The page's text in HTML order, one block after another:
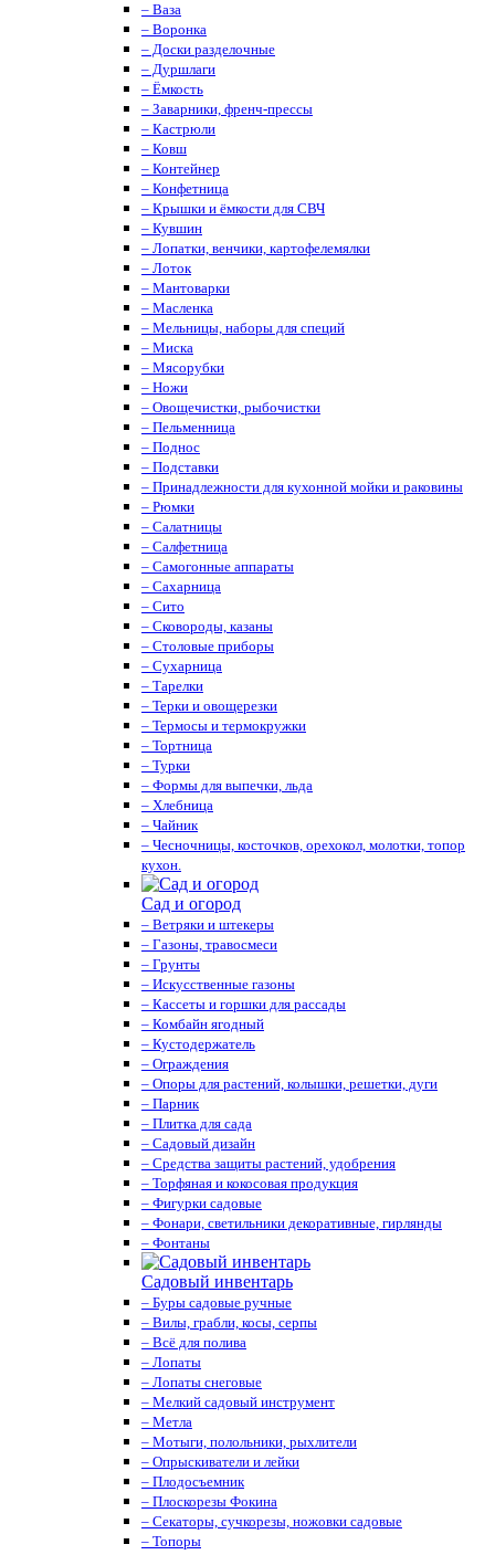
– Ваза
– Воронка
– Доски разделочные
– Дуршлаги
– Ёмкость
– Заварники, френч-прессы
– Кастрюли
– Ковш
– Контейнер
– Конфетница
– Крышки и ёмкости для СВЧ
– Кувшин
– Лопатки, венчики, картофелемялки
– Лоток
– Мантоварки
– Масленка
– Мельницы, наборы для специй
– Миска
– Мясорубки
– Ножи
– Овощечистки, рыбочистки
– Пельменница
– Поднос
– Подставки
– Принадлежности для кухонной мойки и раковины
– Рюмки
– Салатницы
– Салфетница
– Самогонные аппараты
– Сахарница
– Сито
– Сковороды, казаны
– Столовые приборы
– Сухарница
– Тарелки
– Терки и овощерезки
– Термосы и термокружки
– Тортница
– Турки
– Формы для выпечки, льда
– Хлебница
– Чайник
– Чесночницы, косточков, орехокол, молотки, топор
кухон.
Сад и огород
– Ветряки и штекеры
– Газоны, травосмеси
– Грунты
– Искусственные газоны
– Кассеты и горшки для рассады
– Комбайн ягодный
– Кустодержатель
– Ограждения
– Опоры для растений, колышки, решетки, дуги
– Парник
– Плитка для сада
– Садовый дизайн
– Средства защиты растений, удобрения
– Торфяная и кокосовая продукция
– Фигурки садовые
– Фонари, светильники декоративные, гирлянды
– Фонтаны
Садовый инвентарь
– Буры садовые ручные
– Вилы, грабли, косы, серпы
– Всё для полива
– Лопаты
– Лопаты снеговые
– Мелкий садовый инструмент
– Метла
– Мотыги, полольники, рыхлители
– Опрыскиватели и лейки
– Плодосъемник
– Плоскорезы Фокина
– Секаторы, сучкорезы, ножовки садовые
– Топоры